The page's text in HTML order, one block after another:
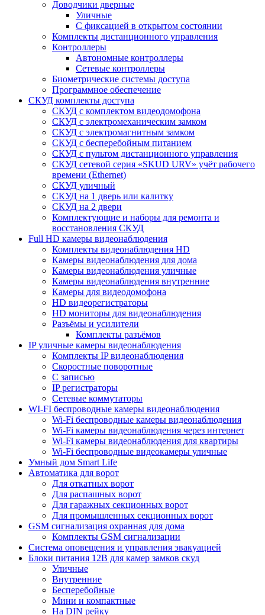
Доводчики дверные
Уличные
С фиксацией в открытом состоянии
Комплекты дистанционного управления
Контроллеры
Автономные контроллеры
Сетевые контроллеры
Биометрические системы доступа
Программное обеспечение
СКУД комплекты доступа
СКУД с комплектом видеодомофона
СКУД с электромеханическим замком
СКУД с электромагнитным замком
СКУД с бесперебойным питанием
СКУД с пультом дистанционного управления
СКУД сетевой серия «SKUD URV» учёт рабочего
времени (Ethernet)
СКУД уличный
СКУД на 1 дверь или калитку
СКУД на 2 двери
Комплектующие и наборы для ремонта и
восстановления СКУД
Full HD камеры видеонаблюдения
Комплекты видеонаблюдения HD
Камеры видеонаблюдения для дома
Камеры видеонаблюдения уличные
Камеры видеонаблюдения внутренние
Камеры для видеодомофона
HD видеорегистраторы
HD мониторы для видеонаблюдения
Разъёмы и усилители
Комплекты разъёмов
IP уличные камеры видеонаблюдения
Комплекты IP видеонаблюдения
Скоростные поворотные
С записью
IP регистраторы
Сетевые коммутаторы
WI-FI беспроводные камеры видеонаблюдения
Wi-Fi беспроводные камеры видеонаблюдения
Wi-Fi камеры видеонаблюдения через интернет
Wi-Fi камеры видеонаблюдения для квартиры
Wi-Fi беспроводные видеокамеры уличные
Умный дом Smart Life
Автоматика для ворот
Для откатных ворот
Для распашных ворот
Для гаражных секционных ворот
Для промышленных секционных ворот
GSM сигнализация охранная для дома
Комплекты GSM сигнализации
Cистема оповещения и управления эвакуацией
Блоки питания 12В для камер замков скуд
Уличные
Внутренние
Бесперебойные
Мини и компактные
На DIN рейку